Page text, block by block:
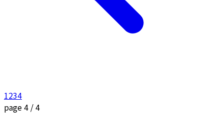
1234
page 4 / 4